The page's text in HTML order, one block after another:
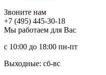
Звоните нам
+7 (495) 445-30-18
Мы работаем для Вас
с 10:00 до 18:00 пн-пт
Выходные: сб-вc